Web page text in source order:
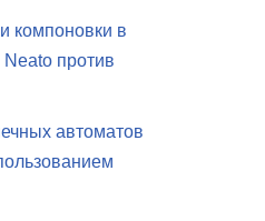
компоновки в
против
автоматов